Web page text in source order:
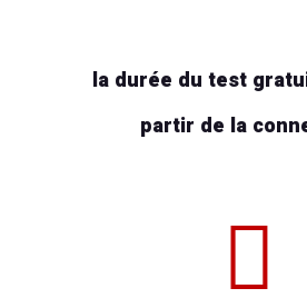
la durée du test
partir de la